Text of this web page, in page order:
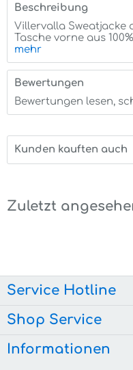
Beschreibung
Villervalla Sweatjacke
Tasche vorne aus
mehr
Bewertungen
Bewertungen lesen,
Kunden kauften auch
Zuletzt
Service Hotline
Shop Service
Informationen